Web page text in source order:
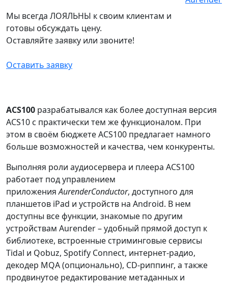
Мы всегда ЛОЯЛЬНЫ к своим клиентам и
готовы обсуждать цену.
Оставляйте заявку или звоните!
Оставить заявку
ACS100 разрабатывался как более доступная версия
ACS10 с практически тем же функционалом. При
этом в своём бюджете ACS100 предлагает намного
больше возможностей и качества, чем конкуренты.
Выполняя роли аудиосервера и плеера ACS100
работает под управлением
приложенияAurenderConductor, доступного для
планшетов iPad и устройств на Android. В нем
доступны все функции, знакомые по другим
устройствам Aurender – удобный прямой доступ к
библиотеке, встроенные стриминговые сервисы
Tidal и Qobuz, Spotify Connect, интернет-радио,
декодер MQA (опционально), CD-риппинг, а также
продвинутое редактирование метаданных и